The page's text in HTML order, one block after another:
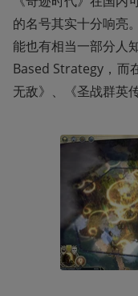
的名号其实十分响亮
能也有相当一部分
Based Strategy，而
无敌》、《圣战群英